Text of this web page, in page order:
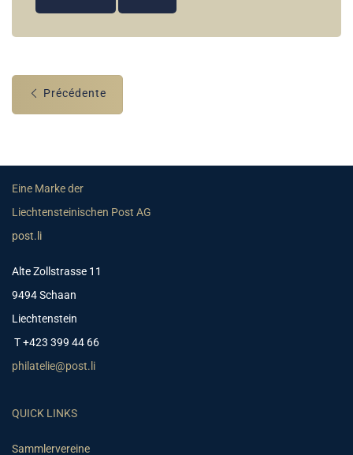
Précédente
Eine Marke der
Liechtensteinischen Post AG
post.li
Alte Zollstrasse 11
9494 Schaan
Liechtenstein
T +423 399 44 66
philatelie@post.li
QUICK LINKS
Sammlervereine